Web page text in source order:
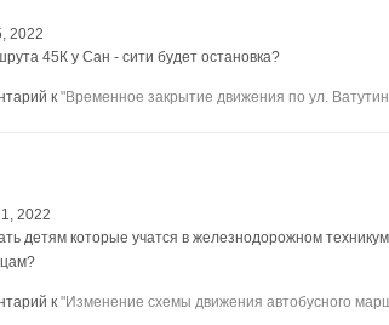
2022
45К у Сан - сити будет остановка?
к "Временное закрытие движения по ул.
2022
детям которые учатся в железнодорожном
к "Изменение схемы движения автобусного